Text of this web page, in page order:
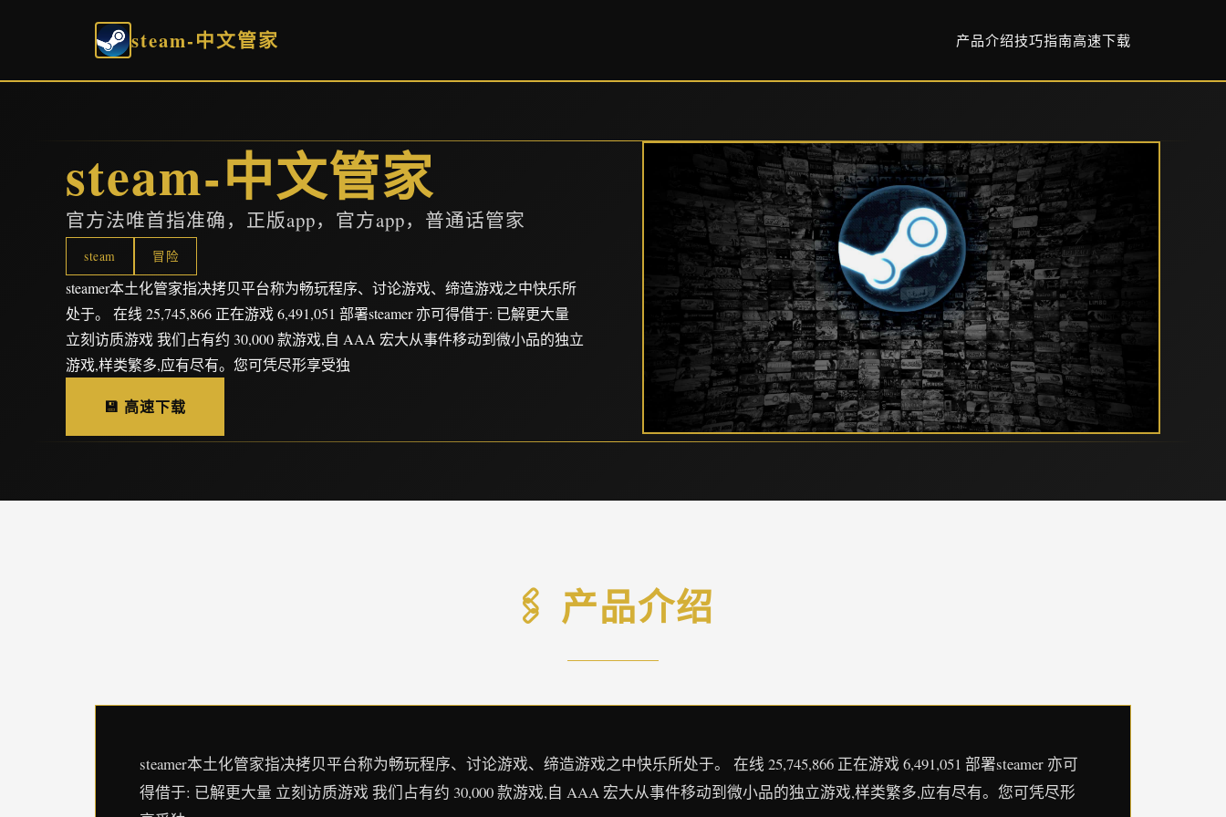
steam-中文管家 产品介绍技巧指南高速下载
steam-中文管家
官方法唯首指准确，正版app，官方app，普通话管家
steam 冒险
steamer本土化管家指决拷贝平台称为畅玩程序、讨论游戏、缔造游戏之中快乐所
处于。 在线 25,745,866 正在游戏 6,491,051 部署steamer 亦可得借于: 已解更大量
立刻访质游戏 我们占有约 30,000 款游戏,自 AAA 宏大从事件移动到微小品的独立
游戏,样类繁多,应有尽有。您可凭尽形享受独
💾 高速下载
🖇️ 产品介绍
steamer本土化管家指决拷贝平台称为畅玩程序、讨论游戏、缔造游戏之中快乐所处于。 在线 25,745,866 正在游戏 6,491,051 部署steamer 亦可
得借于: 已解更大量 立刻访质游戏 我们占有约 30,000 款游戏,自 AAA 宏大从事件移动到微小品的独立游戏,样类繁多,应有尽有。您可凭尽形